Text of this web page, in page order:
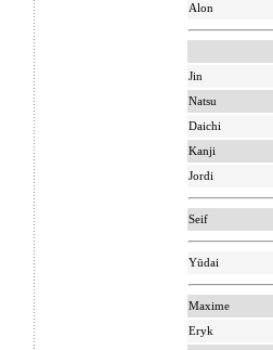
Alon
Jin
Natsu
Daichi
Kanji
Jordi
Seif
Yūdai
Maxime
Eryk